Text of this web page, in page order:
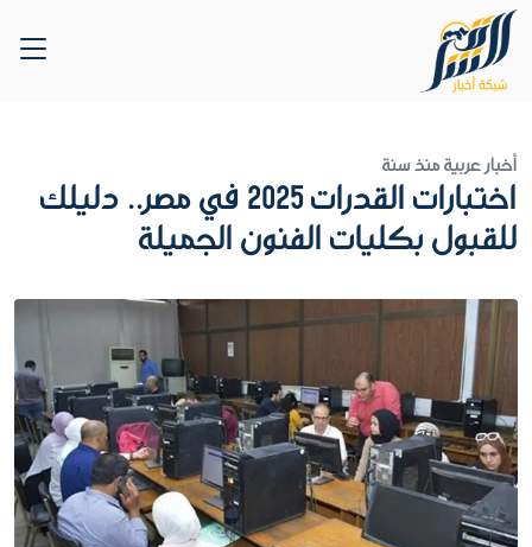
أخبار عربيةمنذ سنة
اختبارات القدرات 2025 في مصر.. دليلك
للقبول بكليات الفنون الجميلة